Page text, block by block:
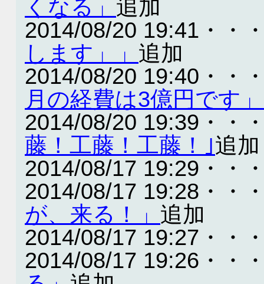
くなる」 追加
2014/08/20 19:41・・
します」」 追加
2014/08/20 19:40・・
月の経費は3億円です
2014/08/20 19:39・・
藤！工藤！工藤！｣追加
2014/08/17 19:29・・
2014/08/17 19:28・・
が、来る！」 追加
2014/08/17 19:27・・
2014/08/17 19:26・・